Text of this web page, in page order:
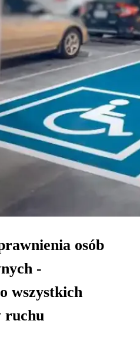
osób
-
wszystkich
ruchu